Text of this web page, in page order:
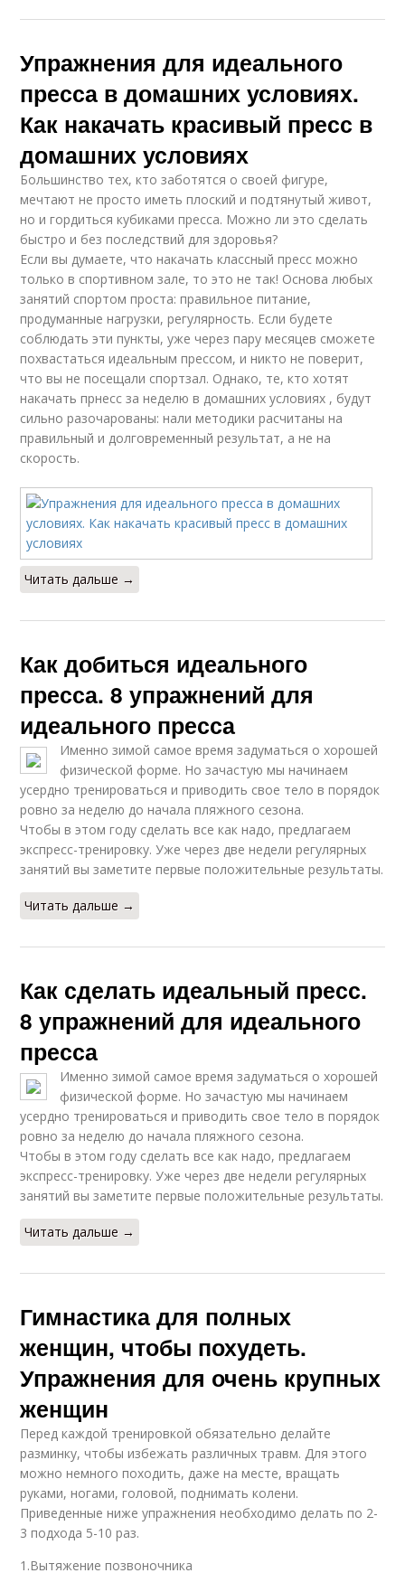
Упражнения для идеального
пресса в домашних условиях.
Как накачать красивый пресс в
домашних условиях
Большинство тех, кто заботятся о своей фигуре,
мечтают не просто иметь плоский и подтянутый живот,
но и гордиться кубиками пресса. Можно ли это сделать
быстро и без последствий для здоровья?
Если вы думаете, что накачать классный пресс можно
только в спортивном зале, то это не так! Основа любых
занятий спортом проста: правильное питание,
продуманные нагрузки, регулярность. Если будете
соблюдать эти пункты, уже через пару месяцев сможете
похвастаться идеальным прессом, и никто не поверит,
что вы не посещали спортзал. Однако, те, кто хотят
накачать прнесс за неделю в домашних условиях , будут
сильно разочарованы: нали методики расчитаны на
правильный и долговременный результат, а не на
скорость.
Читать дальше →
Как добиться идеального
пресса. 8 упражнений для
идеального пресса
Именно зимой самое время задуматься о хорошей
физической форме. Но зачастую мы начинаем
усердно тренироваться и приводить свое тело в порядок
ровно за неделю до начала пляжного сезона.
Чтобы в этом году сделать все как надо, предлагаем
экспресс-тренировку. Уже через две недели регулярных
занятий вы заметите первые положительные результаты.
Читать дальше →
Как сделать идеальный пресс.
8 упражнений для идеального
пресса
Именно зимой самое время задуматься о хорошей
физической форме. Но зачастую мы начинаем
усердно тренироваться и приводить свое тело в порядок
ровно за неделю до начала пляжного сезона.
Чтобы в этом году сделать все как надо, предлагаем
экспресс-тренировку. Уже через две недели регулярных
занятий вы заметите первые положительные результаты.
Читать дальше →
Гимнастика для полных
женщин, чтобы похудеть.
Упражнения для очень крупных
женщин
Перед каждой тренировкой обязательно делайте
разминку, чтобы избежать различных травм. Для этого
можно немного походить, даже на месте, вращать
руками, ногами, головой, поднимать колени.
Приведенные ниже упражнения необходимо делать по 2-
3 подхода 5-10 раз.
1.Вытяжение позвоночника